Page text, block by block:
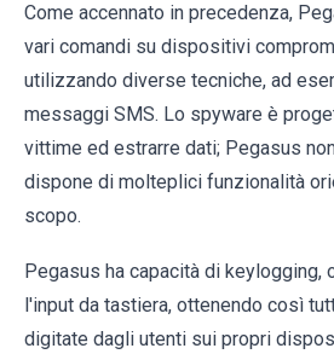
Come accennato in precedenza,
vari comandi su dispositivi
utilizzando diverse tecniche, ad
messaggi SMS. Lo spyware è
vittime ed estrarre dati; Pegasus
dispone di molteplici funzionalità
scopo.
Pegasus ha capacità di keylogging,
l'input da tastiera, ottenendo così
digitate dagli utenti sui propri